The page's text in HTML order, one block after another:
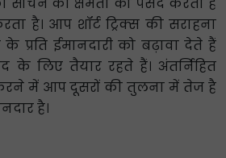
है। आप शॉर्ट ट्रिक्स की सराहना
प्रति ईमानदारी को बढ़ावा देते हैं
के लिए तैयार रहते हैं। अंतर्निहित
में आप दूसरों की तुलना में तेज है
है।